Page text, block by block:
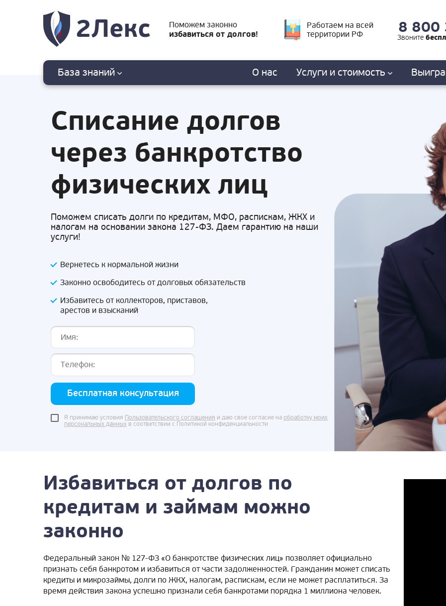
Поможем законно
избавиться от долгов!
Работаем на всей
территории РФ
8 800
Звоните
База знаний О нас Услуги и стоимость
Списание долгов
через банкротство
физических лиц
Поможем списать долги по кредитам, МФО, распискам, ЖКХ и
налогам на основании закона 127-ФЗ. Даем гарантию на наши
услуги!
Вернетесь к нормальной жизни
Законно освободитесь от долговых обязательств
Избавитесь от коллекторов, приставов,
арестов и взысканий
Бесплатная консультация
Я принимаю условия Пользовательского соглашения и даю свое согласие на обработку моих
персональных данных в соответствии с Политикой конфиденциальности
Избавиться от долгов по
кредитам и займам можно
законно
Федеральный закон № 127-ФЗ «О банкротстве физических лиц» позволяет официально
признать себя банкротом и избавиться от части задолженностей. Гражданин может списать
кредиты и микрозаймы, долги по ЖКХ, налогам, распискам, если не может расплатиться. За
время действия закона успешно признали себя банкротами порядка 1 миллиона человек.